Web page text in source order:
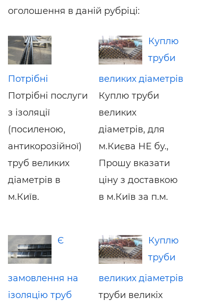
оголошення в даній рубріці:
Потрібні
Потрібні послуги
з ізоляції
(посиленою,
антикорозійної)
труб великих
діаметрів в
м.Київ.
Куплю
труби
великих діаметрів
Куплю труби
великих
діаметрів, для
м.Києва НЕ бу.,
Прошу вказати
ціну з доставкою
в м.Київ за п.м.
Є
замовлення на
ізоляцію труб
Куплю
труби
великих діаметрів
труби великіх